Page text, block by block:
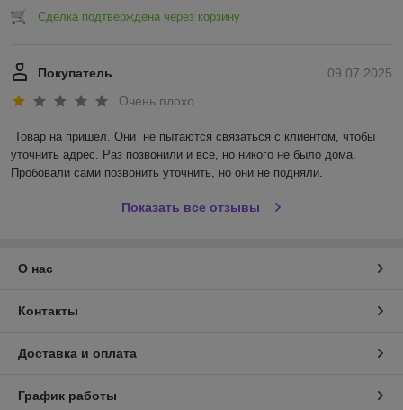
Сделка подтверждена через корзину
09.07.2025
Покупатель
Очень плохо
Товар на пришел. Они  не пытаются связаться с клиентом, чтобы
уточнить адрес. Раз позвонили и все, но никого не было дома.
Пробовали сами позвонить уточнить, но они не подняли.
Показать все отзывы
О нас
Контакты
Доставка и оплата
График работы